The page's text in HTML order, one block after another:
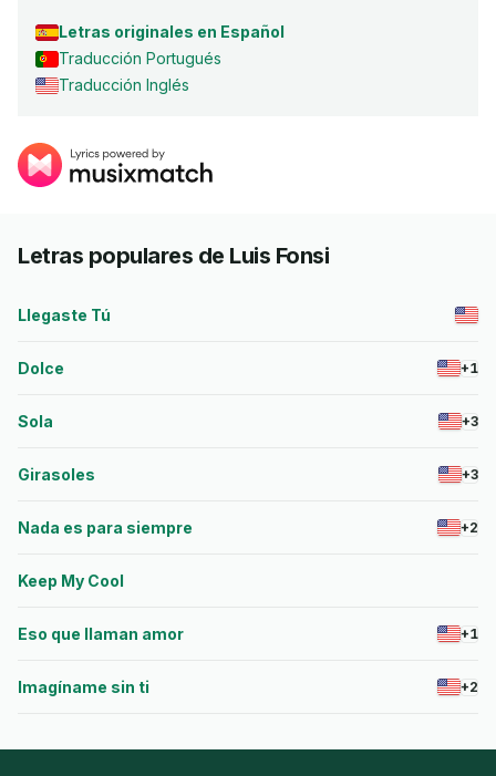
Letras originales en Español
Traducción Portugués
Traducción Inglés
Letras populares de Luis Fonsi
Llegaste Tú
Dolce +1
Sola +3
Girasoles +3
Nada es para siempre +2
Keep My Cool
Eso que llaman amor +1
Imagíname sin ti +2